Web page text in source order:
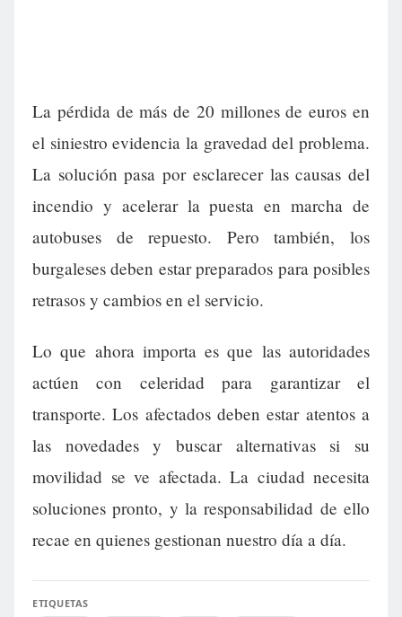
La pérdida de más de 20 millones de euros en
el siniestro evidencia la gravedad del problema.
La solución pasa por esclarecer las causas del
incendio y acelerar la puesta en marcha de
autobuses de repuesto. Pero también, los
burgaleses deben estar preparados para posibles
retrasos y cambios en el servicio.
Lo que ahora importa es que las autoridades
actúen con celeridad para garantizar el
transporte. Los afectados deben estar atentos a
las novedades y buscar alternativas si su
movilidad se ve afectada. La ciudad necesita
soluciones pronto, y la responsabilidad de ello
recae en quienes gestionan nuestro día a día.
ETIQUETAS